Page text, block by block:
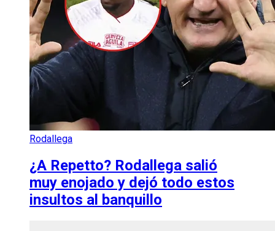
Rodallega
¿A Repetto? Rodallega salió
muy enojado y dejó todo estos
insultos al banquillo